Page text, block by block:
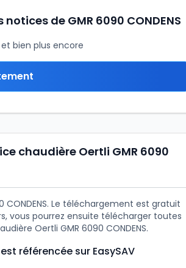
de GMR 6090 CONDENS
bien plus encore
chaudière Oertli GMR 6090
Le téléchargement est gratuit
vous pourrez ensuite télécharger toutes
Oertli GMR 6090 CONDENS.
référencée sur EasySAV